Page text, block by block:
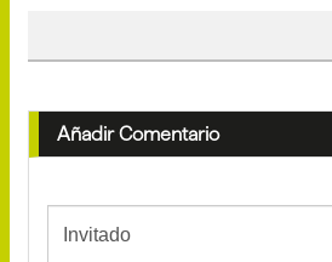
Añadir Comentario